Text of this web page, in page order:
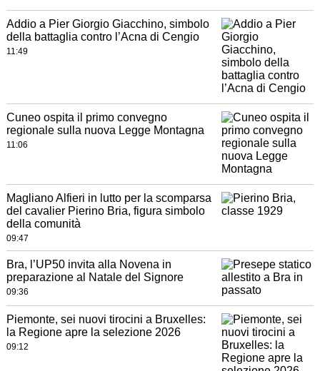
Addio a Pier Giorgio Giacchino, simbolo
della battaglia contro l’Acna di Cengio
11:49
Cuneo ospita il primo convegno
regionale sulla nuova Legge Montagna
11:06
Magliano Alfieri in lutto per la scomparsa
del cavalier Pierino Bria, figura simbolo
della comunità
09:47
Bra, l’UP50 invita alla Novena in
preparazione al Natale del Signore
09:36
Piemonte, sei nuovi tirocini a Bruxelles:
la Regione apre la selezione 2026
09:12